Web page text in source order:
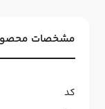
مشخصات
کد